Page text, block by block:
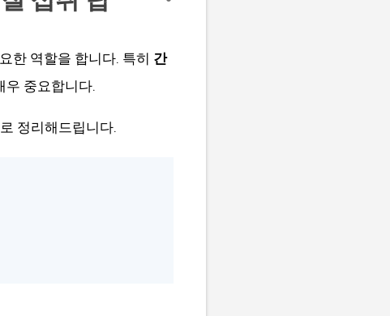
한 역할을 합니다. 특히 간
우 중요합니다.
정리해드립니다.